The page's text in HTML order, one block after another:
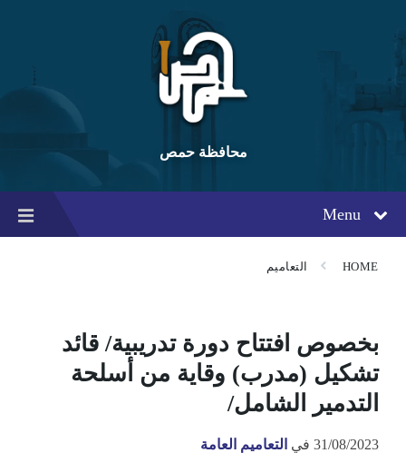
content
main
navigation
footer
محافظة حمص
Menu
HOME التعاميم
بخصوص افتتاح دورة تدريبية/ قائد
تشكيل (مدرب) وقاية من أسلحة
التدمير الشامل/
31/08/2023 في التعاميم العامة